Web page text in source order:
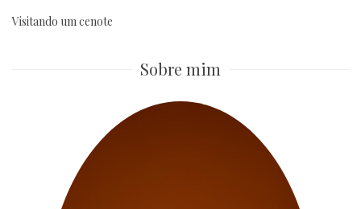
Visitando um cenote
Sobre mim